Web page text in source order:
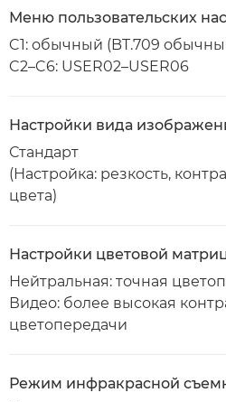
Меню пользовательских
C1: обычный (BT.709
C2–C6: USER02–USER06
Настройки вида
Стандарт
(Настройка: резкость,
цвета)
Настройки цветовой
Нейтральная: точная
Видео: более высокая
цветопередачи
Режим инфракрасной